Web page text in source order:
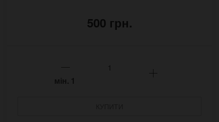
500 грн.
мін. 1